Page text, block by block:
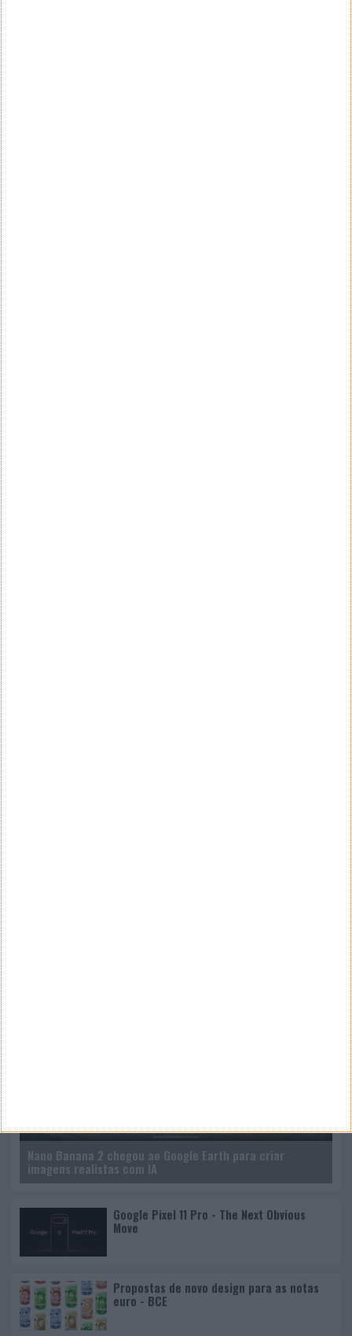
Nano Banana 2 chegou ao Google Earth para criar
imagens realistas com IA
Google Pixel 11 Pro - The Next Obvious
Move
Propostas de novo design para as notas
euro - BCE